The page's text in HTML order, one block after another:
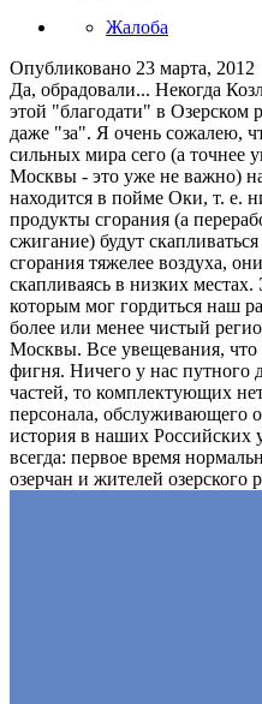
Жалоба
Опубликовано 23 марта, 2012
Да, обрадовали... Некогда
этой "благодати" в Озерском
даже "за". Я очень сожалею,
сильных мира сего (а точнее
Москвы - это уже не важно)
находится в пойме Оки, т. е.
продукты сгорания (а
сжигание) будут
сгорания тяжелее воздуха,
скапливаясь в низких
которым мог гордиться наш
более или менее чистый
Москвы. Все увещевания, что
фигня. Ничего у нас путного
частей, то комплектующих
персонала, обслуживающего
история в наших Российских
всегда: первое время
озерчан и жителей озерского